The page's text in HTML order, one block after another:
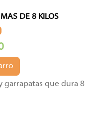
DE 8 KILOS
garrapatas que dura 8